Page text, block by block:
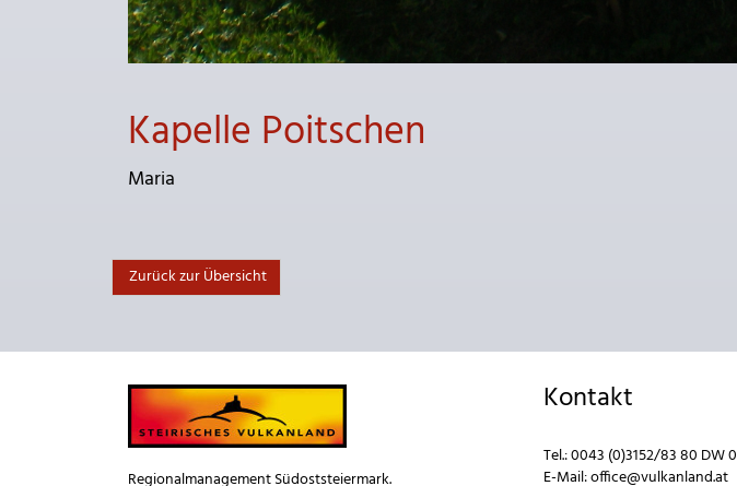
Kapelle Poitschen
Maria
Zurück zur Übersicht
Regionalmanagement Südoststeiermark.
Kontakt
Tel.:0043 (0)3152/83 80 DW 0
E-Mail:office@vulkanland.at